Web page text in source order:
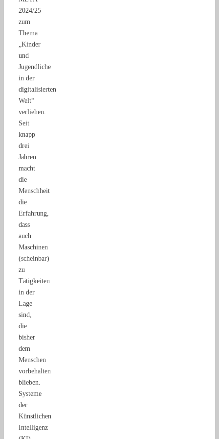
2024/25
zum
Thema
„Kinder
und
Jugendliche
in der
digitalisierten
Welt“
verliehen.
Seit
knapp
drei
Jahren
macht
die
Menschheit
die
Erfahrung,
dass
auch
Maschinen
(scheinbar)
zu
Tätigkeiten
in der
Lage
sind,
die
bisher
dem
Menschen
vorbehalten
blieben.
Systeme
der
Künstlichen
Intelligenz